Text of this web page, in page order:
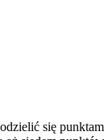
się